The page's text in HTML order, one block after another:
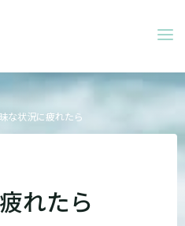
な状況に疲れたら
れたら